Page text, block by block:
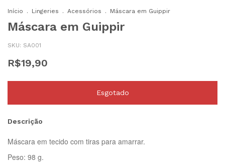
Início . Lingeries . Acessórios . Máscara em Guippir
Máscara em Guippir
SKU: SA001
R$19,90
Descrição
Máscara em tecido com tiras para amarrar.
Peso: 98 g.